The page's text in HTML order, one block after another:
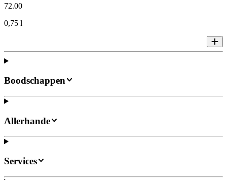
72.00
0,75 l
Boodschappen
Allerhande
Services